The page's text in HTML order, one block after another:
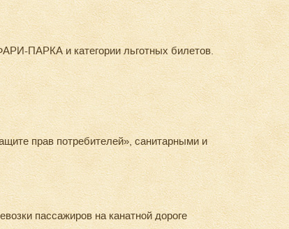
ПАРКА и категории льготных билетов.
прав потребителей», санитарными и
пассажиров на канатной дороге